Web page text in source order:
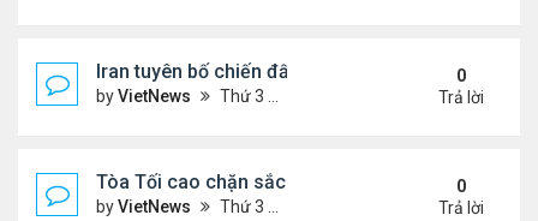
Iran tuyên bố chiến đấu vì Hormuz tới 'hơi thở
byVietNews Thứ 3 Tháng 7 14, 2026 4:29 pm
0
Trả lời
Tòa Tối cao chặn sắc lệnh xóa luật 'sinh ở Mỹ là
byVietNews Thứ 3 Tháng 6 30, 2026 5:52 pm
0
Trả lời